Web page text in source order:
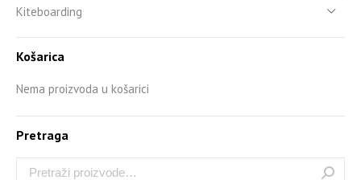
Kiteboarding
Košarica
Nema proizvoda u košarici
Pretraga